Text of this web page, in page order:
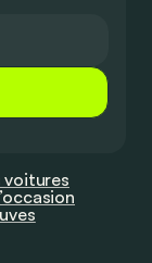
voitures